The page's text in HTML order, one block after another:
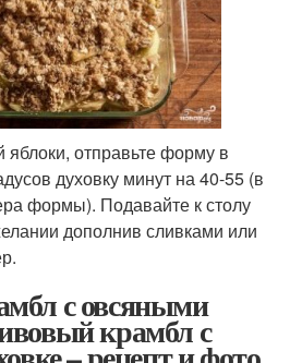
отправьте форму в
духовку минут на 40-55 (в
формы). Подавайте к столу
дополнив сливками или
с овсяными
крамбл с